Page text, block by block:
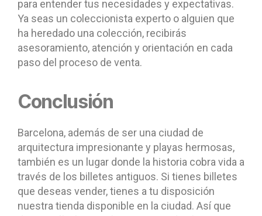
para entender tus necesidades y expectativas.
Ya seas un coleccionista experto o alguien que
ha heredado una colección, recibirás
asesoramiento, atención y orientación en cada
paso del proceso de venta.
Conclusión
Barcelona, además de ser una ciudad de
arquitectura impresionante y playas hermosas,
también es un lugar donde la historia cobra vida a
través de los billetes antiguos. Si tienes billetes
que deseas vender, tienes a tu disposición
nuestra tienda disponible en la ciudad. Así que